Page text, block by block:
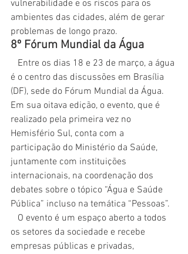
vulnerabilidade e os riscos para os
ambientes das cidades, além de gerar
problemas de longo prazo.
8º Fórum Mundial da Água
é o centro das discussões em Brasília
(DF), sede do Fórum Mundial da Água.
Em sua oitava edição, o evento, que é
realizado pela primeira vez no
Hemisfério Sul, conta com a
participação do Ministério da Saúde,
juntamente com instituições
internacionais, na coordenação dos
debates sobre o tópico “Água e Saúde
Pública” incluso na temática “Pessoas”.
os setores da sociedade e recebe
empresas públicas e privadas,